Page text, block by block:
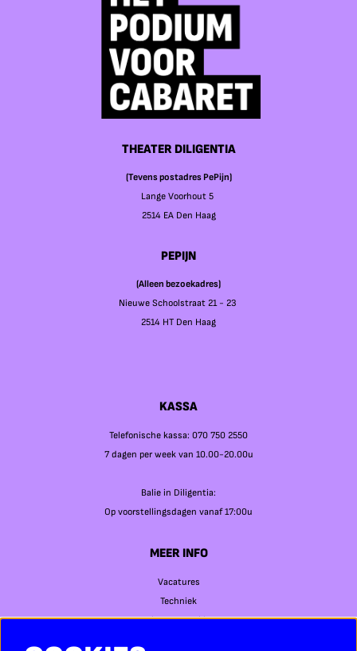
THEATER DILIGENTIA
(Tevens postadres PePijn)
Lange Voorhout 5
2514 EA Den Haag
PEPIJN
(Alleen bezoekadres)
Nieuwe Schoolstraat 21 - 23
2514 HT Den Haag
KASSA
Telefonische kassa: 070 750 2550
7 dagen per week van 10.00-20.00u
Balie in Diligentia:
Op voorstellingsdagen vanaf 17:00u
MEER INFO
Vacatures
Techniek
Privacy & cookies